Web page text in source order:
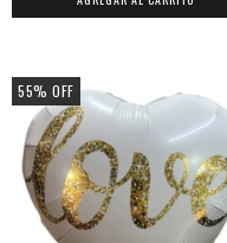
55% OFF